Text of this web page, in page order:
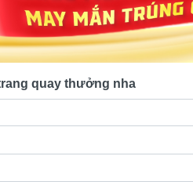
mua nhất thị trường
quay thưởng nha